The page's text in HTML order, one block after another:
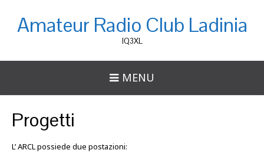
Amateur Radio Club Ladinia
IQ3XL
MENU
Progetti
L’ ARCL possiede due postazioni: